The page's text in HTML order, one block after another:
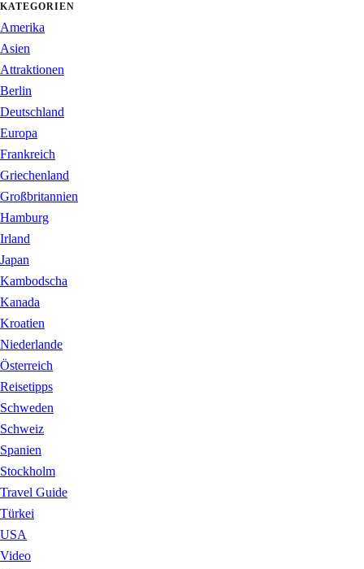
KATEGORIEN
Amerika
Asien
Attraktionen
Berlin
Deutschland
Europa
Frankreich
Griechenland
Großbritannien
Hamburg
Irland
Japan
Kambodscha
Kanada
Kroatien
Niederlande
Österreich
Reisetipps
Schweden
Schweiz
Spanien
Stockholm
Travel Guide
Türkei
USA
Video